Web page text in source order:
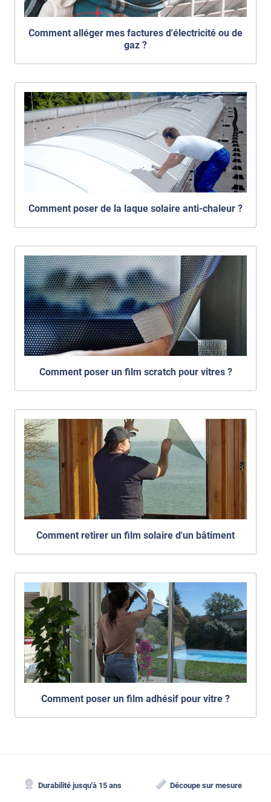
Comment alléger mes factures d'électricité ou de
gaz ?
Comment poser de la laque solaire anti-chaleur ?
Comment poser un film scratch pour vitres ?
Comment retirer un film solaire d'un bâtiment
Comment poser un film adhésif pour vitre ?
Durabilité jusqu'à 15 ans Découpe sur mesure